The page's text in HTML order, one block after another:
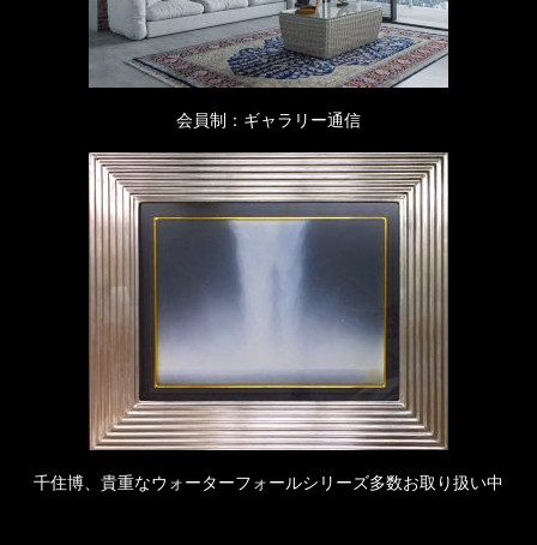
会員制：ギャラリー通信
千住博、貴重なウォーターフォールシリーズ多数お取り扱い中